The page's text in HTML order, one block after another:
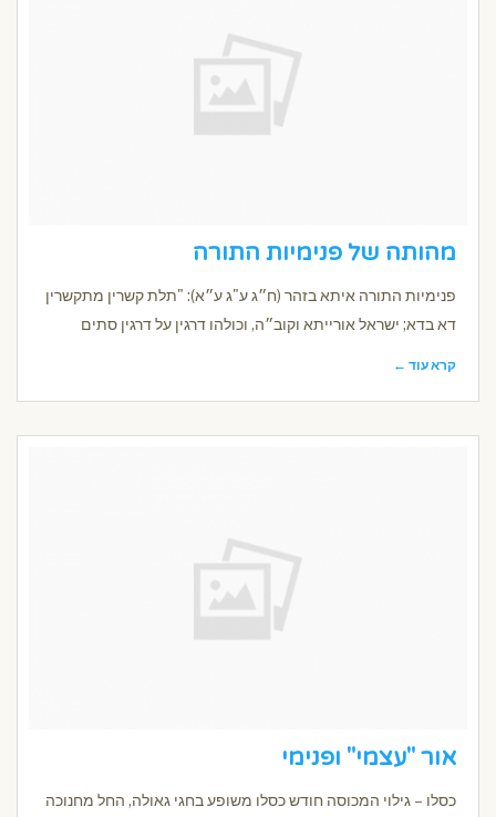
מהותה של פנימיות התורה
פנימיות התורה איתא בזהר (ח״ג ע"ג ע״א): "תלת קשרין מתקשרין
דא בדא; ישראל אורייתא וקוב״ה, וכולהו דרגין על דרגין סתים
קרא עוד ←
אור "עצמי" ופנימי
כסלו – גילוי המכוסה חודש כסלו משופע בחגי גאולה, החל מחנוכה